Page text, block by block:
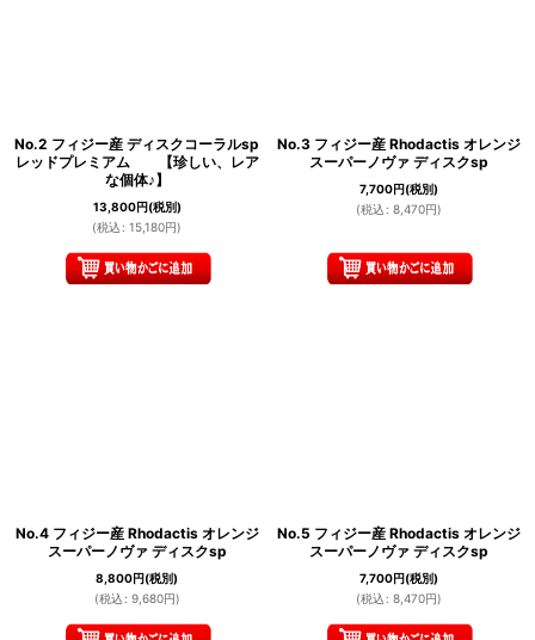
No.2 フィジー産 ディスクコーラルsp
レッドプレミアム 【珍しい、レア
な個体♪】
13,800円(税別)
(税込 : 15,180円)
No.3 フィジー産 Rhodactis オレンジ
スーパーノヴァ ディスクsp
7,700円(税別)
(税込 : 8,470円)
No.4 フィジー産 Rhodactis オレンジ
スーパーノヴァ ディスクsp
8,800円(税別)
(税込 : 9,680円)
No.5 フィジー産 Rhodactis オレンジ
スーパーノヴァ ディスクsp
7,700円(税別)
(税込 : 8,470円)